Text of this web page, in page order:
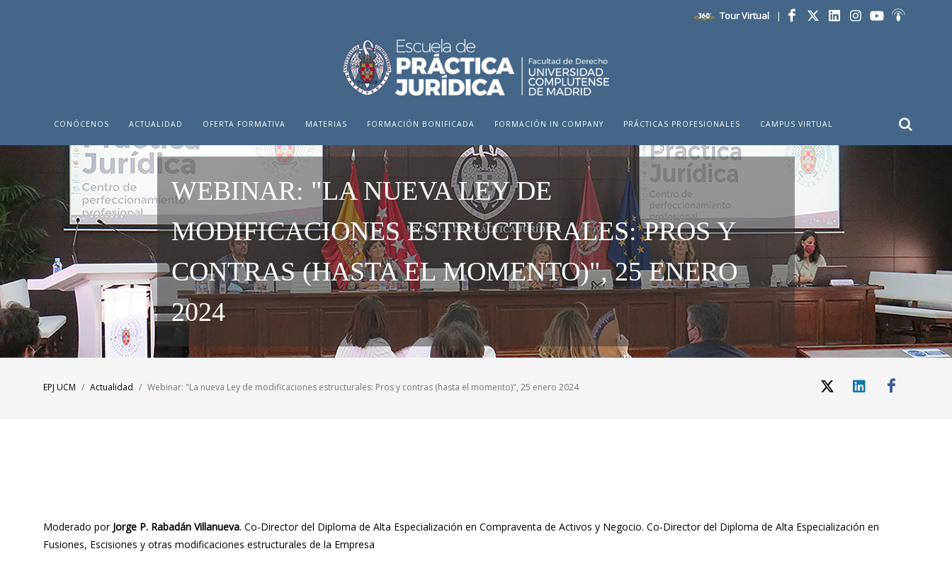
Tour Virtual |
CONÓCENOS ACTUALIDAD OFERTA FORMATIVA MATERIAS FORMACIÓN BONIFICADA FORMACIÓN IN COMPANY PRÁCTICAS PROFESIONALES CAMPUS VIRTUAL
WEBINAR: "LA NUEVA LEY DE
MODIFICACIONES ESTRUCTURALES: PROS Y
CONTRAS (HASTA EL MOMENTO)", 25 ENERO
2024
EPJ UCM Actualidad Webinar: "La nueva Ley de modificaciones estructurales: Pros y contras (hasta el momento)", 25 enero 2024
Moderado por Jorge P. Rabadán Villanueva. Co-Director del Diploma de Alta Especialización en Compraventa de Activos y Negocio. Co-Director del Diploma de Alta Especialización en
Fusiones, Escisiones y otras modificaciones estructurales de la Empresa